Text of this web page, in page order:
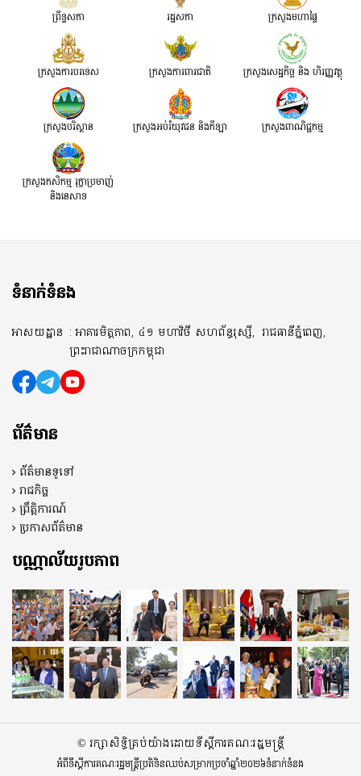
ព្រឹទ្ធសភា រដ្ឋសភា ក្រសួងមហាផ្ទៃ
ក្រសួងការបរទេស ក្រសួងការពារជាតិ ក្រសួង​សេដ្ឋកិច្ច និង ហិរញ្ញវត្ថុ
ក្រសួងបរិស្ថាន ក្រសួងអប់រំយុវជន និងកីឡា ក្រសួងពាណិជ្ជកម្ម
ក្រសួងកសិកម្ម រុក្ខាប្រមាញ់
និងនេសាទ
ទំនាក់ទំនង
អាសយដ្ឋាន : អាគារមិត្តភាព, ៤១ មហាវិថី សហព័ន្ធរុស្សី, រាជធានីភ្នំពេញ,
ព្រះរាជាណាចក្រកម្ពុជា
ព័ត៌មាន
ព័ត៌មានទូទៅ
រាជកិច្ច
ព្រឹត្តិការណ៍
ប្រកាសព័ត៌មាន
បណ្ណាល័យរូបភាព
© រក្សាសិទ្ធិគ្រប់យ៉ាងដោយទីស្តីការគណៈរដ្ឋមន្ត្រី
អំពីទីស្តីការគណៈរដ្ឋមន្ត្រីប្រតិទិនឈប់សម្រាកប្រចាំឆ្នាំ២០២៦ទំនាក់ទំនង